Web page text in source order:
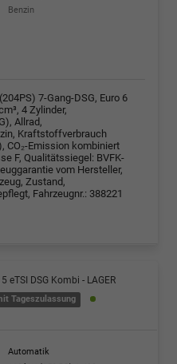
Benzin
7-Gang-DSG, Euro 6
4 Zylinder,
Allrad,
Kraftstoffverbrauch
CO₂-Emission kombiniert
F, Qualitätssiegel: BVFK-
vom Hersteller,
Zustand,
Fahrzeugnr.: 388221
5 eTSI DSG Kombi - LAGER
Tageszulassung
Automatik